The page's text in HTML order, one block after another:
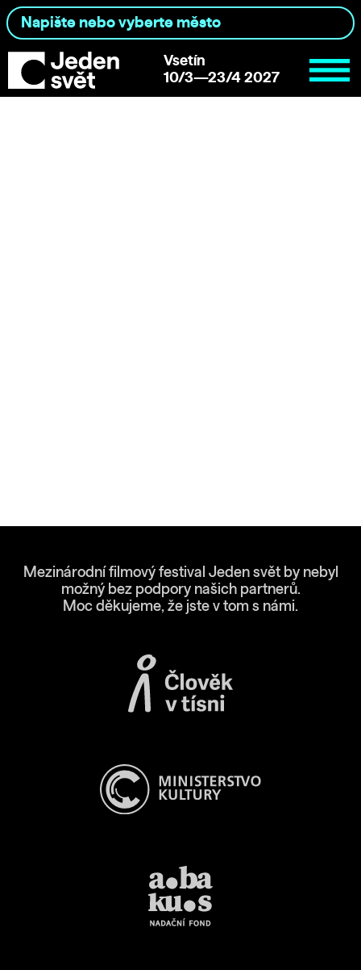
Vsetín
10/3—23/4 2027
Mezinárodní filmový festival Jeden svět by nebyl
možný bez podpory našich partnerů.
Moc děkujeme, že jste v tom s námi.